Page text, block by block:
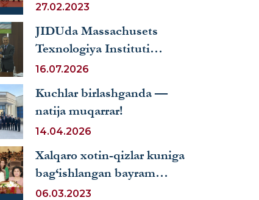
27.02.2023
JIDUda Massachusets
Texnologiya Instituti
professori Vibke Deneke
16.07.2026
Kuchlar birlashganda —
natija muqarrar!
14.04.2026
Xalqaro xotin-qizlar kuniga
bag‘ishlangan bayram
tadbiri tashkil etildi
06.03.2023